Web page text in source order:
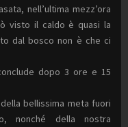
nell’ultima mezz’ora
visto il caldo è quasi la
dal bosco non è che ci
dopo 3 ore e 15
bellissima meta fuori
nonché della nostra